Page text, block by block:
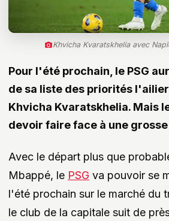
Khvicha Kvaratskhelia avec
Pour l'été prochain, le PSG
de sa liste des priorités
Khvicha Kvaratskhelia. Mais
devoir faire face à une
Avec le départ plus que
Mbappé, le PSG va pouvoir se
l'été prochain sur le marché du
le club de la capitale suit de